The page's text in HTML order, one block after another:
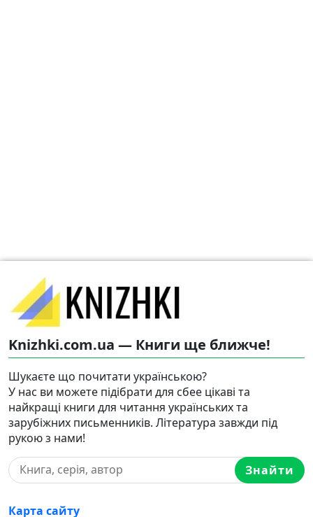
Knizhki.com.ua — Книги ще ближче!
Шукаєте що почитати українською?
У нас ви можете підібрати для сбее цікаві та
найкращі книги для читання українських та
зарубіжних письменників. Література завжди під
рукою з нами!
Знайти
Карта сайту